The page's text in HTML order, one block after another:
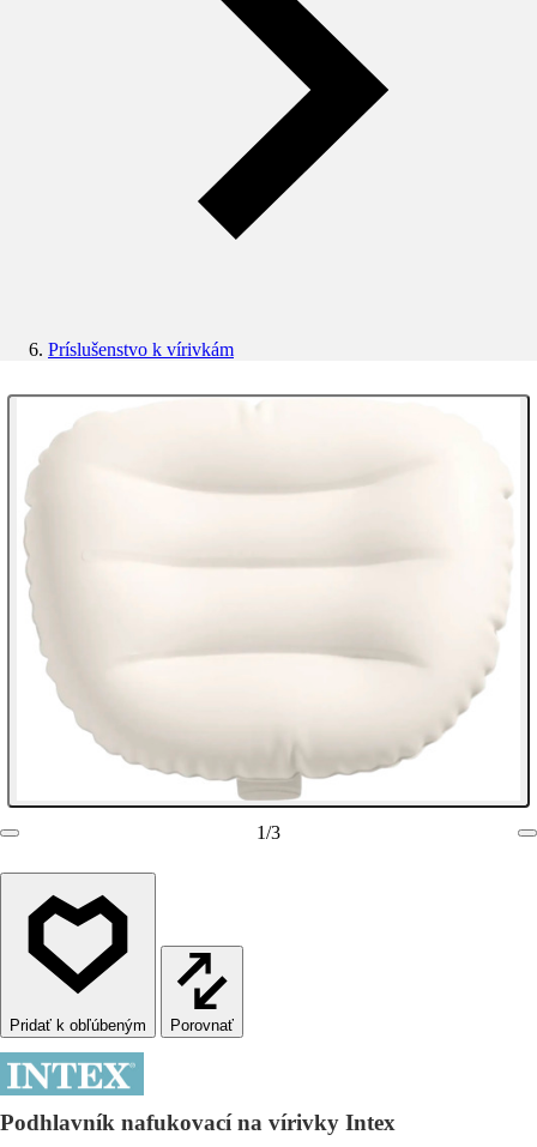
Príslušenstvo k vírivkám
1/3
Porovnať
Podhlavník nafukovací na vírivky Intex